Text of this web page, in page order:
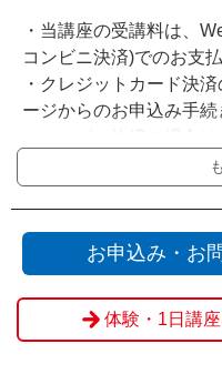
・当講座の受講料は、
コンビニ決済)でのお支
・クレジットカード決
ージからのお申込み手続
ビニでのお支払いくださ
3日以内となります。過
お申込み・お
体験・1日講